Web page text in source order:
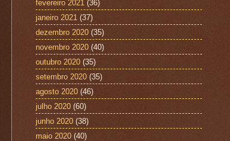
fevereiro 2021 (36)
janeiro 2021 (37)
dezembro 2020 (35)
novembro 2020 (40)
outubro 2020 (35)
setembro 2020 (35)
agosto 2020 (46)
julho 2020 (60)
junho 2020 (38)
maio 2020 (40)